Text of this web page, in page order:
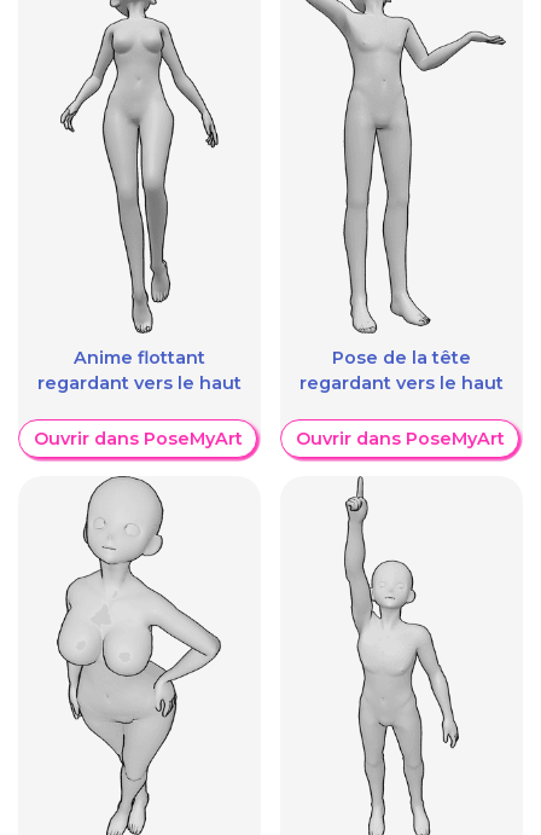
Anime flottant
regardant vers le haut
Ouvrir dans PoseMyArt
Pose de la tête
regardant vers le haut
Ouvrir dans PoseMyArt